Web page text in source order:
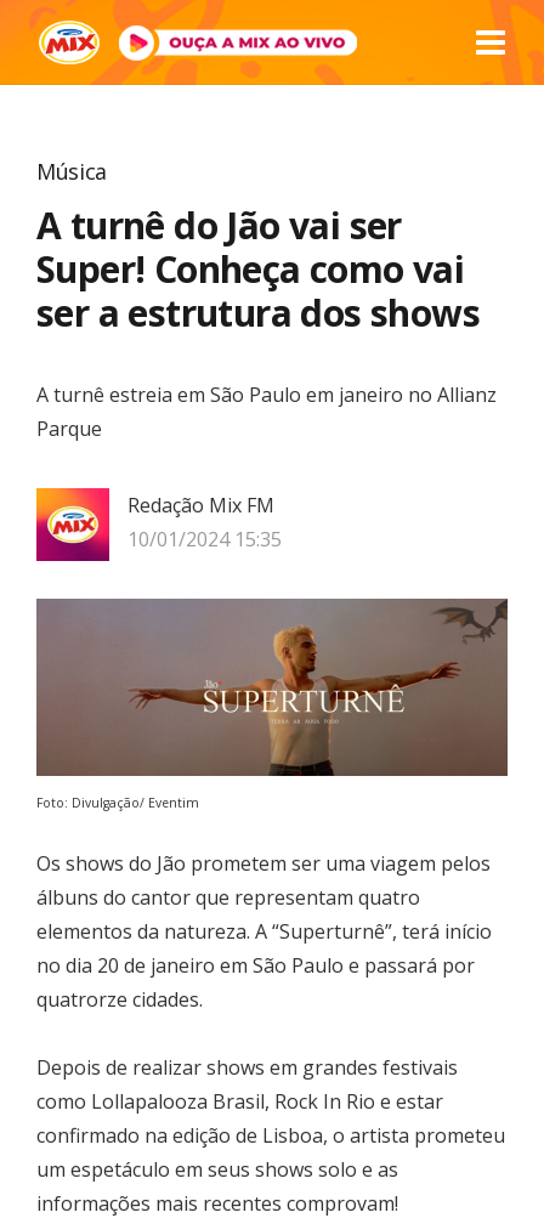
Música
A turnê do Jão vai ser
Super! Conheça como vai
ser a estrutura dos shows
A turnê estreia em São Paulo em janeiro no Allianz
Parque
Redação Mix FM
10/01/2024 15:35
Foto: Divulgação/ Eventim
Os shows do Jão prometem ser uma viagem pelos
álbuns do cantor que representam quatro
elementos da natureza. A “Superturnê”, terá início
no dia 20 de janeiro em São Paulo e passará por
quatrorze cidades.
Depois de realizar shows em grandes festivais
como Lollapalooza Brasil, Rock In Rio e estar
confirmado na edição de Lisboa, o artista prometeu
um espetáculo em seus shows solo e as
informações mais recentes comprovam!